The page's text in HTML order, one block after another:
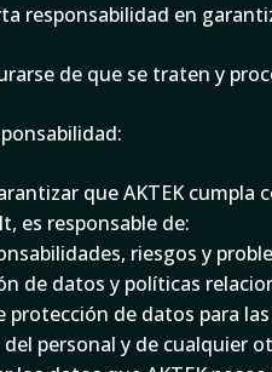
responsabilidad en
de que se traten y
que AKTEK cumpla
es responsable de:
riesgos y
de datos y políticas
de datos para
personal y de cualquier